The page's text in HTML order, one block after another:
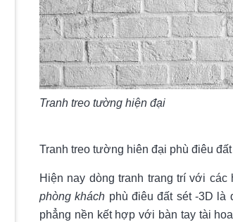
Tranh treo tường hiện đại
Tranh treo tường hiên đại phù điêu đất
Hiện nay dòng tranh trang trí với
phòng khách phù điêu đất sét -3D là
phẳng nền kết hợp với bàn tay tài